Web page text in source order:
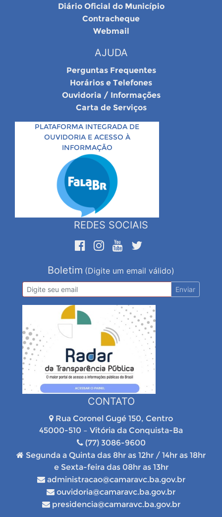
Diário Oficial do Município
Contracheque
Webmail
AJUDA
Perguntas Frequentes
Horários e Telefones
Ouvidoria / Informações
Carta de Serviços
PLATAFORMA INTEGRADA DE
OUVIDORIA E ACESSO À
INFORMAÇÃO
REDES SOCIAIS
Boletim (Digite um email válido)
Enviar
CONTATO
Rua Coronel Gugé 150, Centro
45000-510 – Vitória da Conquista-Ba
(77) 3086-9600
Segunda a Quinta das 8hr as 12hr / 14hr as 18hr
e Sexta-feira das 08hr as 13hr
administracao@camaravc.ba.gov.br
ouvidoria@camaravc.ba.gov.br
presidencia@camaravc.ba.gov.br